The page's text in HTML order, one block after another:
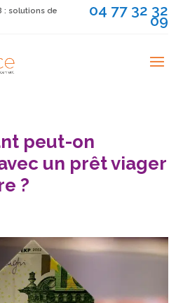
: solutions de
04 77 32 32
09
peut-on
un prêt viager
?